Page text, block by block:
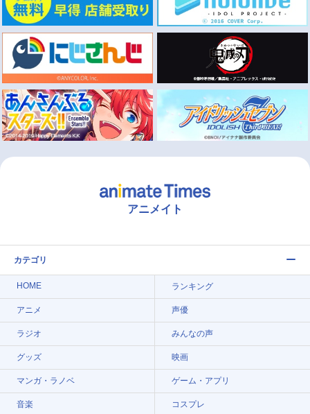
アニメイト
カテゴリ
HOME ランキング
アニメ 声優
ラジオ みんなの声
グッズ 映画
マンガ・ラノベ ゲーム・アプリ
音楽 コスプレ